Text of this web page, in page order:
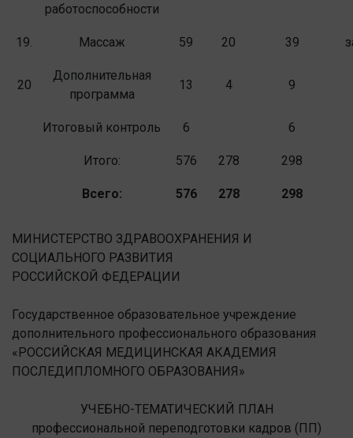
работоспособности
19. Массаж 59 20 39
20
Дополнительная
программа
13 4 9
Итоговый контроль 6 6
Итого: 576 278 298
Всего: 576 278 298
МИНИСТЕРСТВО ЗДРАВООХРАНЕНИЯ И
СОЦИАЛЬНОГО РАЗВИТИЯ
РОССИЙСКОЙ ФЕДЕРАЦИИ
Государственное образовательное учреждение
дополнительного профессионального образования
«РОССИЙСКАЯ МЕДИЦИНСКАЯ АКАДЕМИЯ
ПОСЛЕДИПЛОМНОГО ОБРАЗОВАНИЯ»
УЧЕБНО-ТЕМАТИЧЕСКИЙ ПЛАН
профессиональной переподготовки кадров (ПП)